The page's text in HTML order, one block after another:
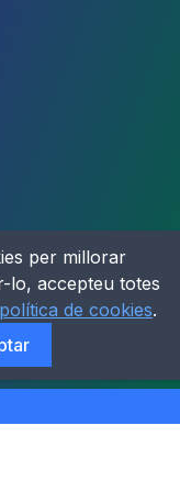
per millorar
lo, accepteu totes
política de cookies.